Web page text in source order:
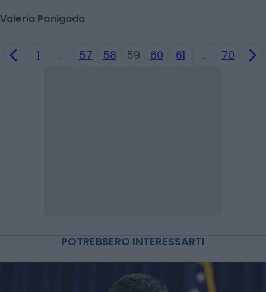
Valeria Panigada
1 … 57 58 59 60 61 … 70
POTREBBERO INTERESSARTI